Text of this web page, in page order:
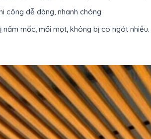
công dễ dàng, nhanh chóng
mốc, mối mọt, không bị co ngót nhiều.